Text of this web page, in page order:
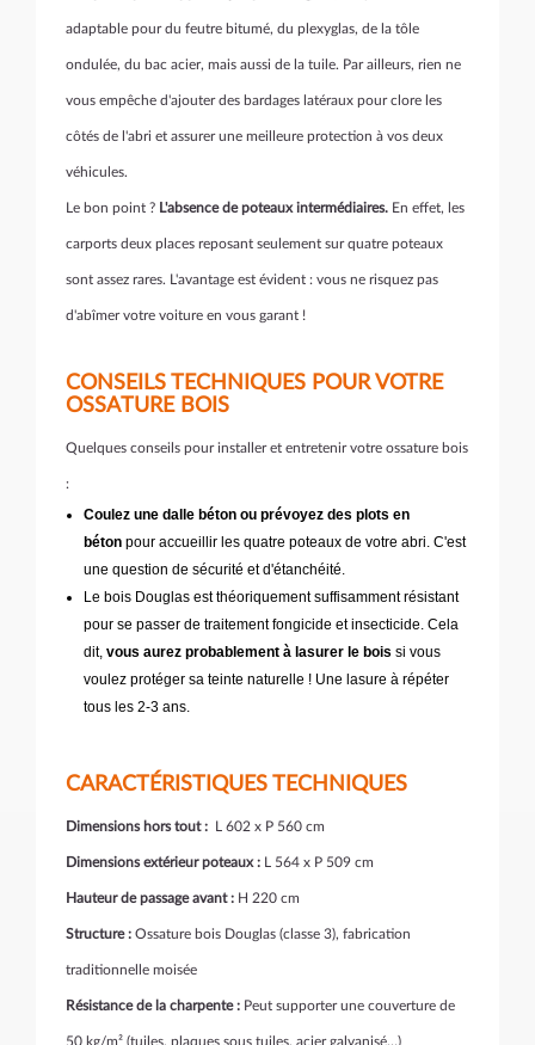
adaptable pour du feutre bitumé, du plexyglas, de la tôle
ondulée, du bac acier, mais aussi de la tuile. Par ailleurs, rien ne
vous empêche d'ajouter des bardages latéraux pour clore les
côtés de l'abri et assurer une meilleure protection à vos deux
véhicules.
Le bon point ? L'absence de poteaux intermédiaires. En effet, les
carports deux places reposant seulement sur quatre poteaux
sont assez rares. L'avantage est évident : vous ne risquez pas
d'abîmer votre voiture en vous garant !
CONSEILS TECHNIQUES POUR VOTRE
OSSATURE BOIS
Quelques conseils pour installer et entretenir votre ossature bois
:
Coulez une dalle béton ou prévoyez des plots en
béton pour accueillir les quatre poteaux de votre abri. C'est
une question de sécurité et d'étanchéité.
Le bois Douglas est théoriquement suffisamment résistant
pour se passer de traitement fongicide et insecticide. Cela
dit, vous aurez probablement à lasurer le bois si vous
voulez protéger sa teinte naturelle ! Une lasure à répéter
tous les 2-3 ans.
CARACTÉRISTIQUES TECHNIQUES
Dimensions hors tout : L 602 x P 560 cm
Dimensions extérieur poteaux : L 564 x P 509 cm
Hauteur de passage avant : H 220 cm
Structure : Ossature bois Douglas (classe 3), fabrication
traditionnelle moisée
Résistance de la charpente : Peut supporter une couverture de
50 kg/m² (tuiles, plaques sous tuiles, acier galvanisé…)